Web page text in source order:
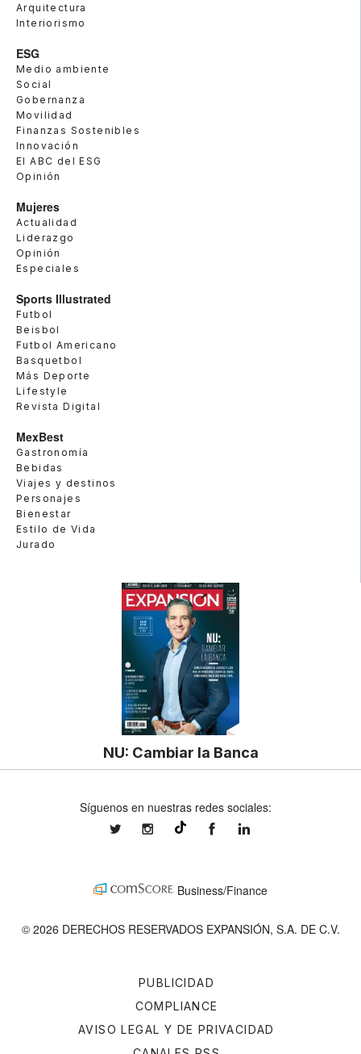
Arquitectura
Interiorismo
ESG
Medio ambiente
Social
Gobernanza
Movilidad
Finanzas Sostenibles
Innovación
El ABC del ESG
Opinión
Mujeres
Actualidad
Liderazgo
Opinión
Especiales
Sports Illustrated
Futbol
Beisbol
Futbol Americano
Basquetbol
Más Deporte
Lifestyle
Revista Digital
MexBest
Gastronomía
Bebidas
Viajes y destinos
Personajes
Bienestar
Estilo de Vida
Jurado
NU: Cambiar la Banca
PUBLICIDAD
COMPLIANCE
AVISO LEGAL Y DE PRIVACIDAD
Síguenos en nuestras redes sociales:
expansionmxexpansionmx ExpansionMex
Business/Finance
© 2026 DERECHOS RESERVADOS EXPANSIÓN, S.A. DE C.V.